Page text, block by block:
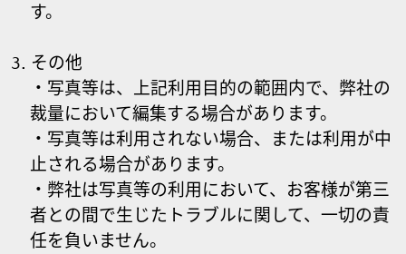
す。
その他
・写真等は、上記利用目的の範囲内で、弊社の
裁量において編集する場合があります。
・写真等は利用されない場合、または利用が中
止される場合があります。
・弊社は写真等の利用において、お客様が第三
者との間で生じたトラブルに関して、一切の責
任を負いません。